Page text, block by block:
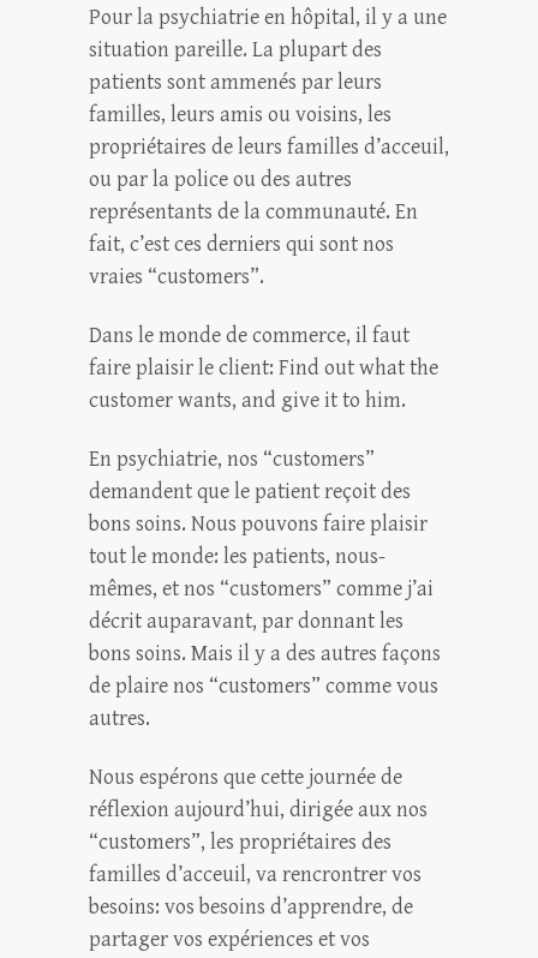
Pour la psychiatrie en hôpital, il y a une
situation pareille. La plupart des
patients sont ammenés par leurs
familles, leurs amis ou voisins, les
propriétaires de leurs familles d’acceuil,
ou par la police ou des autres
représentants de la communauté. En
fait, c’est ces derniers qui sont nos
vraies “customers”.
Dans le monde de commerce, il faut
faire plaisir le client: Find out what the
customer wants, and give it to him.
En psychiatrie, nos “customers”
demandent que le patient reçoit des
bons soins. Nous pouvons faire plaisir
tout le monde: les patients, nous-
mêmes, et nos “customers” comme j’ai
décrit auparavant, par donnant les
bons soins. Mais il y a des autres façons
de plaire nos “customers” comme vous
autres.
Nous espérons que cette journée de
réflexion aujourd’hui, dirigée aux nos
“customers”, les propriétaires des
familles d’acceuil, va rencrontrer vos
besoins: vos besoins d’apprendre, de
partager vos expériences et vos